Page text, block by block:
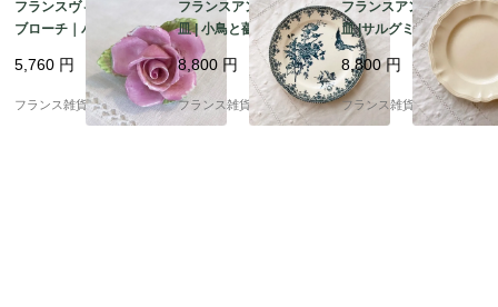
フランスヴィンテージ
ブローチ｜パステルピ
ンク 薔薇型 陶器製 ハ
ンドメイド |1900年代
中頃～後半
5,760 円
フランス雑貨chouchou
フランスアンティーク
皿 | 小鳥と薔薇柄 深い
ブルー Terre de Fer 平
皿 | 1900年代初頭
8,800 円
フランス雑貨chouchou
フランスアンティーク
皿 |サルグミンヌ窯 Sar
reguemines 花リム 温
かみのあるエクリュカ
ラー | 1920-50年頃
8,800円
フランス雑貨chouchou